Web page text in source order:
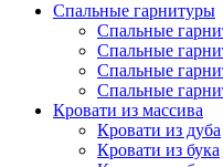
Спальные гарнитуры
Спальные
Спальные
Спальные
Спальные
Кровати из массива
Кровати из дуба
Кровати из бука